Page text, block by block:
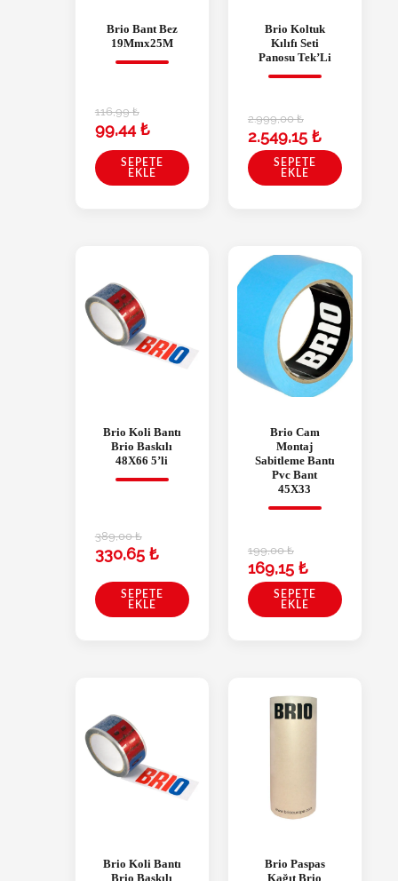
Brio Bant Bez
19Mmx25M
116,99₺
99,44₺
SEPETE
EKLE
Brio Koltuk
Kılıfı Seti
Panosu Tek’Li
2.999,00₺
2.549,15 ₺
SEPETE
EKLE
Brio Koli Bantı
Brio Baskılı
48X66 5’li
389,00₺
330,65 ₺
SEPETE
EKLE
Brio Cam
Montaj
Sabitleme Bantı
Pvc Bant
45X33
199,00₺
169,15 ₺
SEPETE
EKLE
Brio Koli Bantı
Brio Baskılı
Brio Paspas
Kağıt Brio